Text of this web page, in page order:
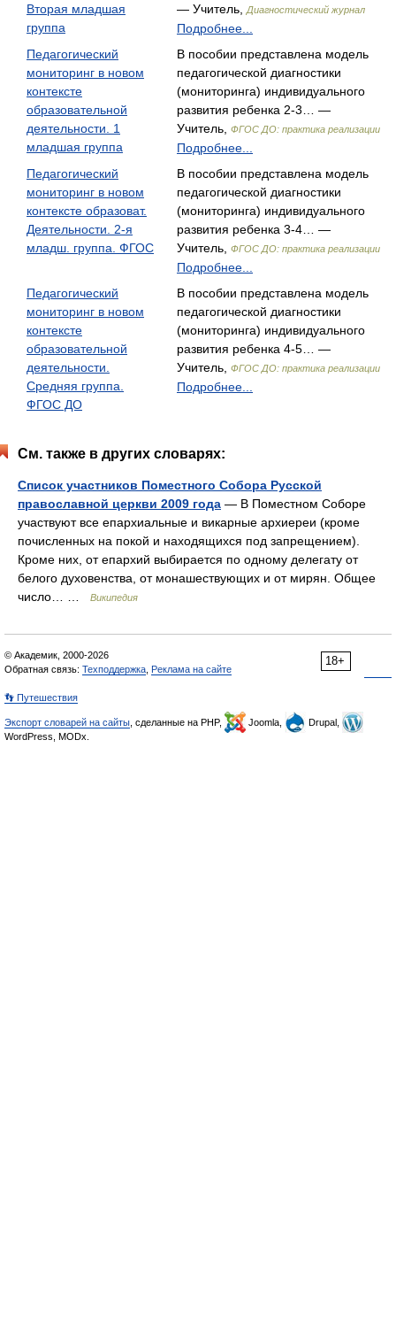
Вторая младшая
группа
— Учитель, Диагностический журнал
Подробнее...
Педагогический
мониторинг в новом
контексте
образовательной
деятельности. 1
младшая группа
В пособии представлена модель
педагогической диагностики
(мониторинга) индивидуального
развития ребенка 2-3… —
Учитель,
ФГОС ДО: практика реализации
Подробнее...
Педагогический
мониторинг в новом
контексте образоват.
Деятельности. 2-я
младш. группа. ФГОС
В пособии представлена модель
педагогической диагностики
(мониторинга) индивидуального
развития ребенка 3-4… —
Учитель,
ФГОС ДО: практика реализации
Подробнее...
Педагогический
мониторинг в новом
контексте
образовательной
деятельности.
Средняя группа.
ФГОС ДО
В пособии представлена модель
педагогической диагностики
(мониторинга) индивидуального
развития ребенка 4-5… —
Учитель,
ФГОС ДО: практика реализации
Подробнее...
См. также в других словарях:
Список участников Поместного Собора Русской
православной церкви 2009 года — В Поместном Соборе
участвуют все епархиальные и викарные архиереи (кроме
почисленных на покой и находящихся под запрещением).
Кроме них, от епархий выбирается по одному делегату от
белого духовенства, от монашествующих и от мирян. Общее
число… …
Википедия
18+
© Академик, 2000-2026
Обратная связь: Техподдержка Реклама на сайте
👣 Путешествия
Экспорт словарей на сайты , сделанные на PHP, Joomla,
Drupal,
WordPress, MODx.